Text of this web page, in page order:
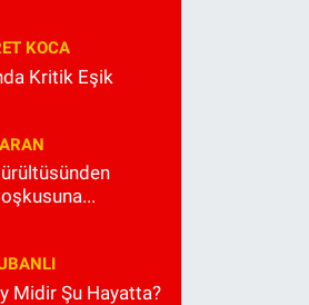
KOCA
Kritik Eşik
Midir Şu Hayatta?